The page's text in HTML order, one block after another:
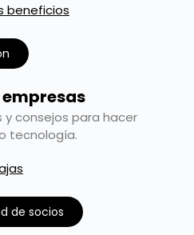
beneficios
consejos para hacer
tecnología.
de socios